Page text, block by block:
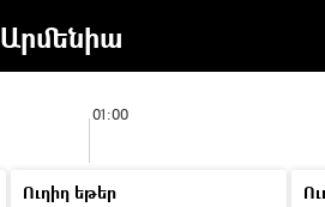
Արմենիա
01:00
Ուղիղ եթեր